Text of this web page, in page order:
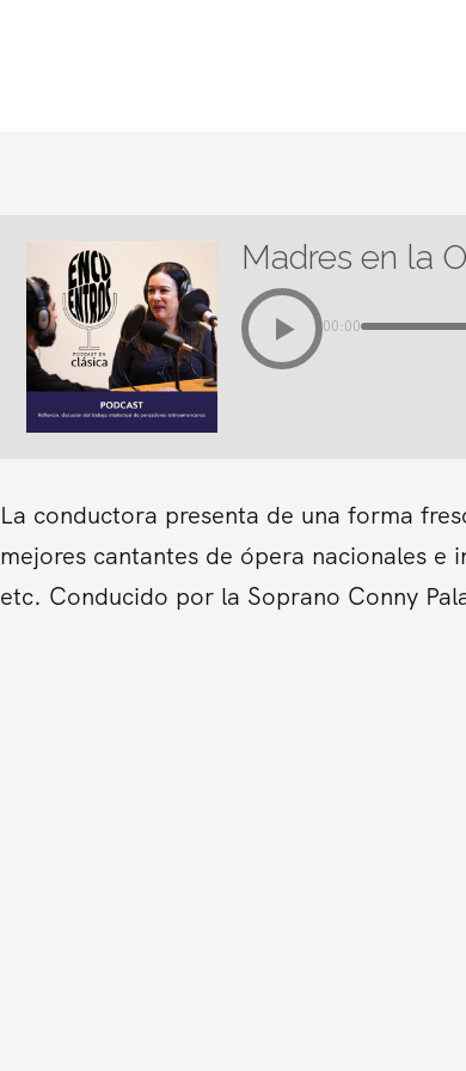
Madres en la
00:00
La conductora presenta de una forma
mejores cantantes de ópera nacionales e
etc. Conducido por la Soprano Conny